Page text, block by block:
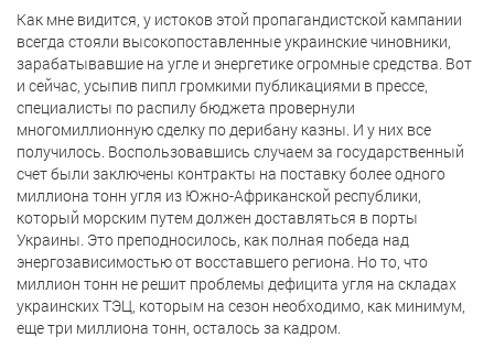
Как мне видится, у истоков этой пропагандистской кампании
всегда стояли высокопоставленные украинские чиновники,
зарабатывавшие на угле и энергетике огромные средства. Вот
и сейчас, усыпив пипл громкими публикациями в прессе,
специалисты по распилу бюджета провернули
многомиллионную сделку по дерибану казны. И у них все
получилось. Воспользовавшись случаем за государственный
счет были заключены контракты на поставку более одного
миллиона тонн угля из Южно-Африканской республики,
который морским путем должен доставляться в порты
Украины. Это преподносилось, как полная победа над
энергозависимостью от восставшего региона. Но то, что
миллион тонн не решит проблемы дефицита угля на складах
украинских ТЭЦ, которым на сезон необходимо, как минимум,
еще три миллиона тонн, осталось за кадром.